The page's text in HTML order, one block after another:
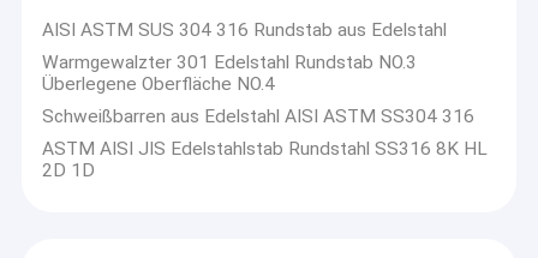
Stange aus Aluminiumlegierung
Runde Aluminiumbar
AISI ASTM SUS 304 316 Rundstab aus Edelstahl
Warmgewalzter 301 Edelstahl Rundstab NO.3
Überlegene Oberfläche NO.4
Schweißbarren aus Edelstahl AISI ASTM SS304 316
ASTM AISI JIS Edelstahlstab Rundstahl SS316 8K HL
2D 1D